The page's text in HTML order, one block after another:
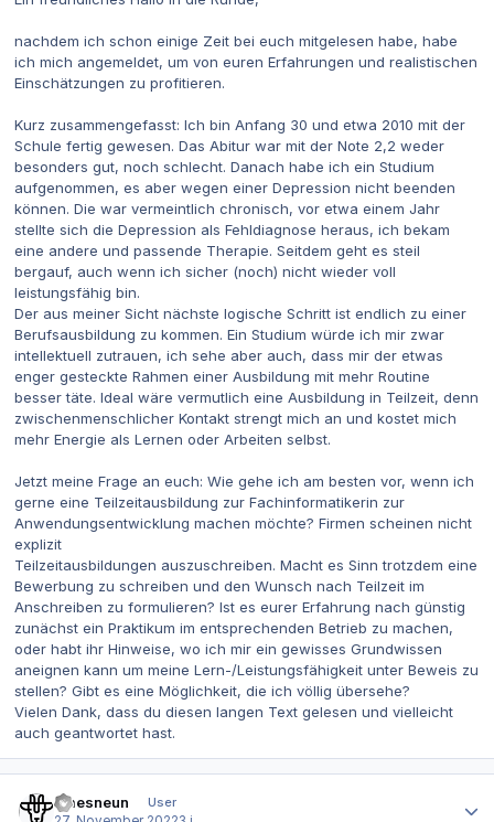
nachdem ich schon einige Zeit bei euch mitgelesen habe, habe
ich mich angemeldet, um von euren Erfahrungen und realistischen
Einschätzungen zu profitieren.
Kurz zusammengefasst: Ich bin Anfang 30 und etwa 2010 mit der
Schule fertig gewesen. Das Abitur war mit der Note 2,2 weder
besonders gut, noch schlecht. Danach habe ich ein Studium
aufgenommen, es aber wegen einer Depression nicht beenden
können. Die war vermeintlich chronisch, vor etwa einem Jahr
stellte sich die Depression als Fehldiagnose heraus, ich bekam
eine andere und passende Therapie. Seitdem geht es steil
bergauf, auch wenn ich sicher (noch) nicht wieder voll
leistungsfähig bin.
Der aus meiner Sicht nächste logische Schritt ist endlich zu einer
Berufsausbildung zu kommen. Ein Studium würde ich mir zwar
intellektuell zutrauen, ich sehe aber auch, dass mir der etwas
enger gesteckte Rahmen einer Ausbildung mit mehr Routine
besser täte. Ideal wäre vermutlich eine Ausbildung in Teilzeit, denn
zwischenmenschlicher Kontakt strengt mich an und kostet mich
mehr Energie als Lernen oder Arbeiten selbst.
Jetzt meine Frage an euch: Wie gehe ich am besten vor, wenn ich
gerne eine Teilzeitausbildung zur Fachinformatikerin zur
Anwendungsentwicklung machen möchte? Firmen scheinen nicht
explizit
Teilzeitausbildungen auszuschreiben. Macht es Sinn trotzdem eine
Bewerbung zu schreiben und den Wunsch nach Teilzeit im
Anschreiben zu formulieren? Ist es eurer Erfahrung nach günstig
zunächst ein Praktikum im entsprechenden Betrieb zu machen,
oder habt ihr Hinweise, wo ich mir ein gewisses Grundwissen
aneignen kann um meine Lern-/Leistungsfähigkeit unter Beweis zu
stellen? Gibt es eine Möglichkeit, die ich völlig übersehe?
Vielen Dank, dass du diesen langen Text gelesen und vielleicht
auch geantwortet hast.
Emesneun
User